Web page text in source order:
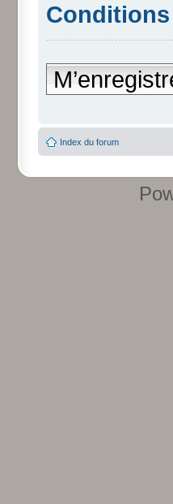
Index du forum